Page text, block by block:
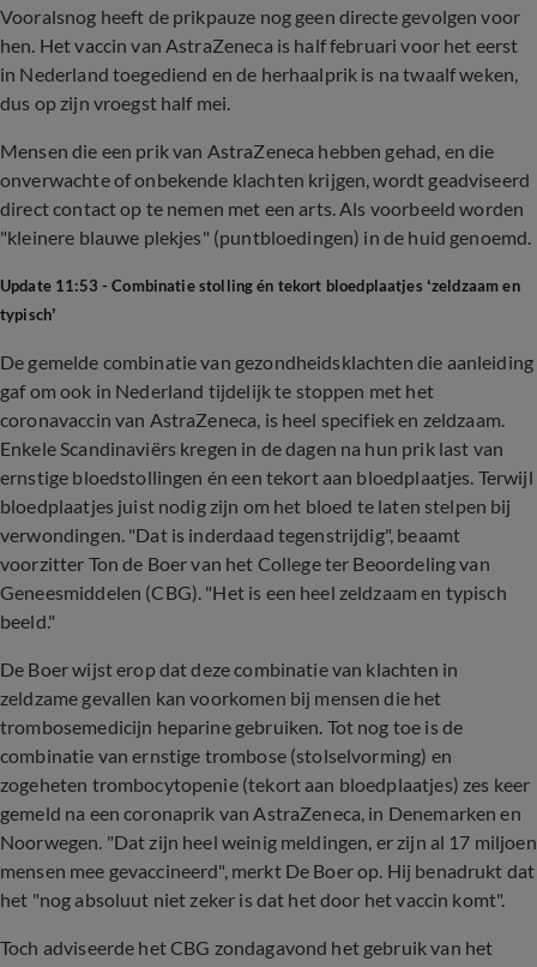
Vooralsnog heeft de prikpauze nog geen directe gevolgen voor
hen. Het vaccin van AstraZeneca is half februari voor het eerst
in Nederland toegediend en de herhaalprik is na twaalf weken,
dus op zijn vroegst half mei.
Mensen die een prik van AstraZeneca hebben gehad, en die
onverwachte of onbekende klachten krijgen, wordt geadviseerd
direct contact op te nemen met een arts. Als voorbeeld worden
"kleinere blauwe plekjes" (puntbloedingen) in de huid genoemd.
Update 11:53 - Combinatie stolling én tekort bloedplaatjes ‘zeldzaam en
typisch’
De gemelde combinatie van gezondheidsklachten die aanleiding
gaf om ook in Nederland tijdelijk te stoppen met het
coronavaccin van AstraZeneca, is heel specifiek en zeldzaam.
Enkele Scandinaviërs kregen in de dagen na hun prik last van
ernstige bloedstollingen én een tekort aan bloedplaatjes. Terwijl
bloedplaatjes juist nodig zijn om het bloed te laten stelpen bij
verwondingen. "Dat is inderdaad tegenstrijdig", beaamt
voorzitter Ton de Boer van het College ter Beoordeling van
Geneesmiddelen (CBG). "Het is een heel zeldzaam en typisch
beeld."
De Boer wijst erop dat deze combinatie van klachten in
zeldzame gevallen kan voorkomen bij mensen die het
trombosemedicijn heparine gebruiken. Tot nog toe is de
combinatie van ernstige trombose (stolselvorming) en
zogeheten trombocytopenie (tekort aan bloedplaatjes) zes keer
gemeld na een coronaprik van AstraZeneca, in Denemarken en
Noorwegen. "Dat zijn heel weinig meldingen, er zijn al 17 miljoen
mensen mee gevaccineerd", merkt De Boer op. Hij benadrukt dat
het "nog absoluut niet zeker is dat het door het vaccin komt".
Toch adviseerde het CBG zondagavond het gebruik van het